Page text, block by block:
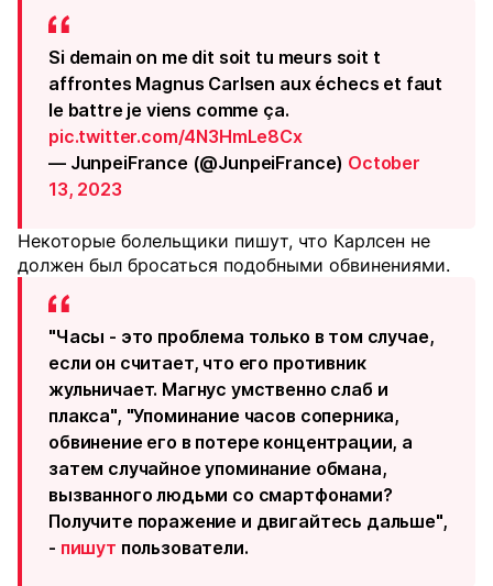
Si demain on me dit soit tu meurs soit t
affrontes Magnus Carlsen aux échecs et faut
le battre je viens comme ça.
pic.twitter.com/4N3HmLe8Cx
— JunpeiFrance (@JunpeiFrance) October
13, 2023
Некоторые болельщики пишут, что Карлсен не
должен был бросаться подобными обвинениями.
"Часы - это проблема только в том случае,
если он считает, что его противник
жульничает. Магнус умственно слаб и
плакса", "Упоминание часов соперника,
обвинение его в потере концентрации, а
затем случайное упоминание обмана,
вызванного людьми со смартфонами?
Получите поражение и двигайтесь дальше",
- пишут пользователи.